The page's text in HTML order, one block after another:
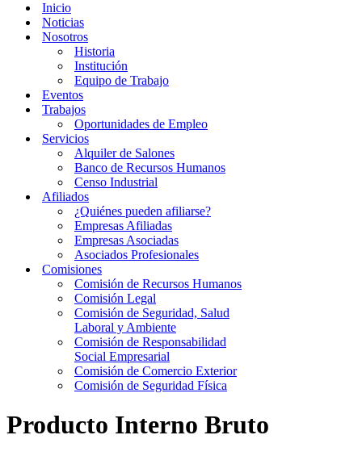
Inicio
Noticias
Nosotros
Historia
Institución
Equipo de Trabajo
Eventos
Trabajos
Oportunidades de Empleo
Servicios
Alquiler de Salones
Banco de Recursos Humanos
Censo Industrial
Afiliados
¿Quiénes pueden afiliarse?
Empresas Afiliadas
Empresas Asociadas
Asociados Profesionales
Comisiones
Comisión de Recursos Humanos
Comisión Legal
Comisión de Seguridad, Salud
Laboral y Ambiente
Comisión de Responsabilidad
Social Empresarial
Comisión de Comercio Exterior
Comisión de Seguridad Física
Producto Interno Bruto